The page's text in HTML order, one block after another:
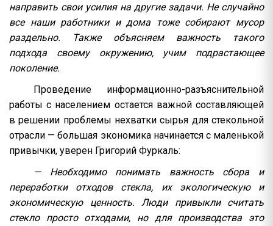
направить свои усилия на другие задачи. Не случайно
все наши работники и дома тоже собирают мусор
раздельно. Также объясняем важность такого
подхода своему окружению, учим подрастающее
поколение.
Проведение информационно-разъяснительной
работы с населением остается важной составляющей
в решении проблемы нехватки сырья для стекольной
отрасли — большая экономика начинается с маленькой
привычки, уверен Григорий Фуркаль:
— Необходимо понимать важность сбора и
переработки отходов стекла, их экологическую и
экономическую ценность. Люди привыкли считать
стекло просто отходами, но для производства это